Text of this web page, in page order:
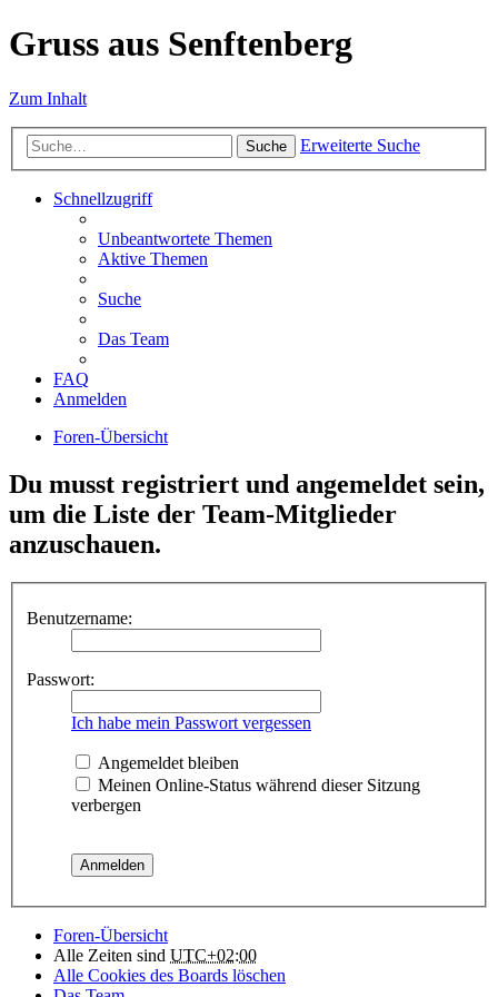
Gruss aus Senftenberg
Zum Inhalt
Suche Erweiterte Suche
Schnellzugriff
Unbeantwortete Themen
Aktive Themen
Suche
Das Team
FAQ
Anmelden
Foren-Übersicht
Du musst registriert und angemeldet sein,
um die Liste der Team-Mitglieder
anzuschauen.
Benutzername:
Passwort:
Ich habe mein Passwort vergessen
Angemeldet bleiben
Meinen Online-Status während dieser Sitzung
verbergen
Foren-Übersicht
Alle Zeiten sind UTC+02:00
Alle Cookies des Boards löschen